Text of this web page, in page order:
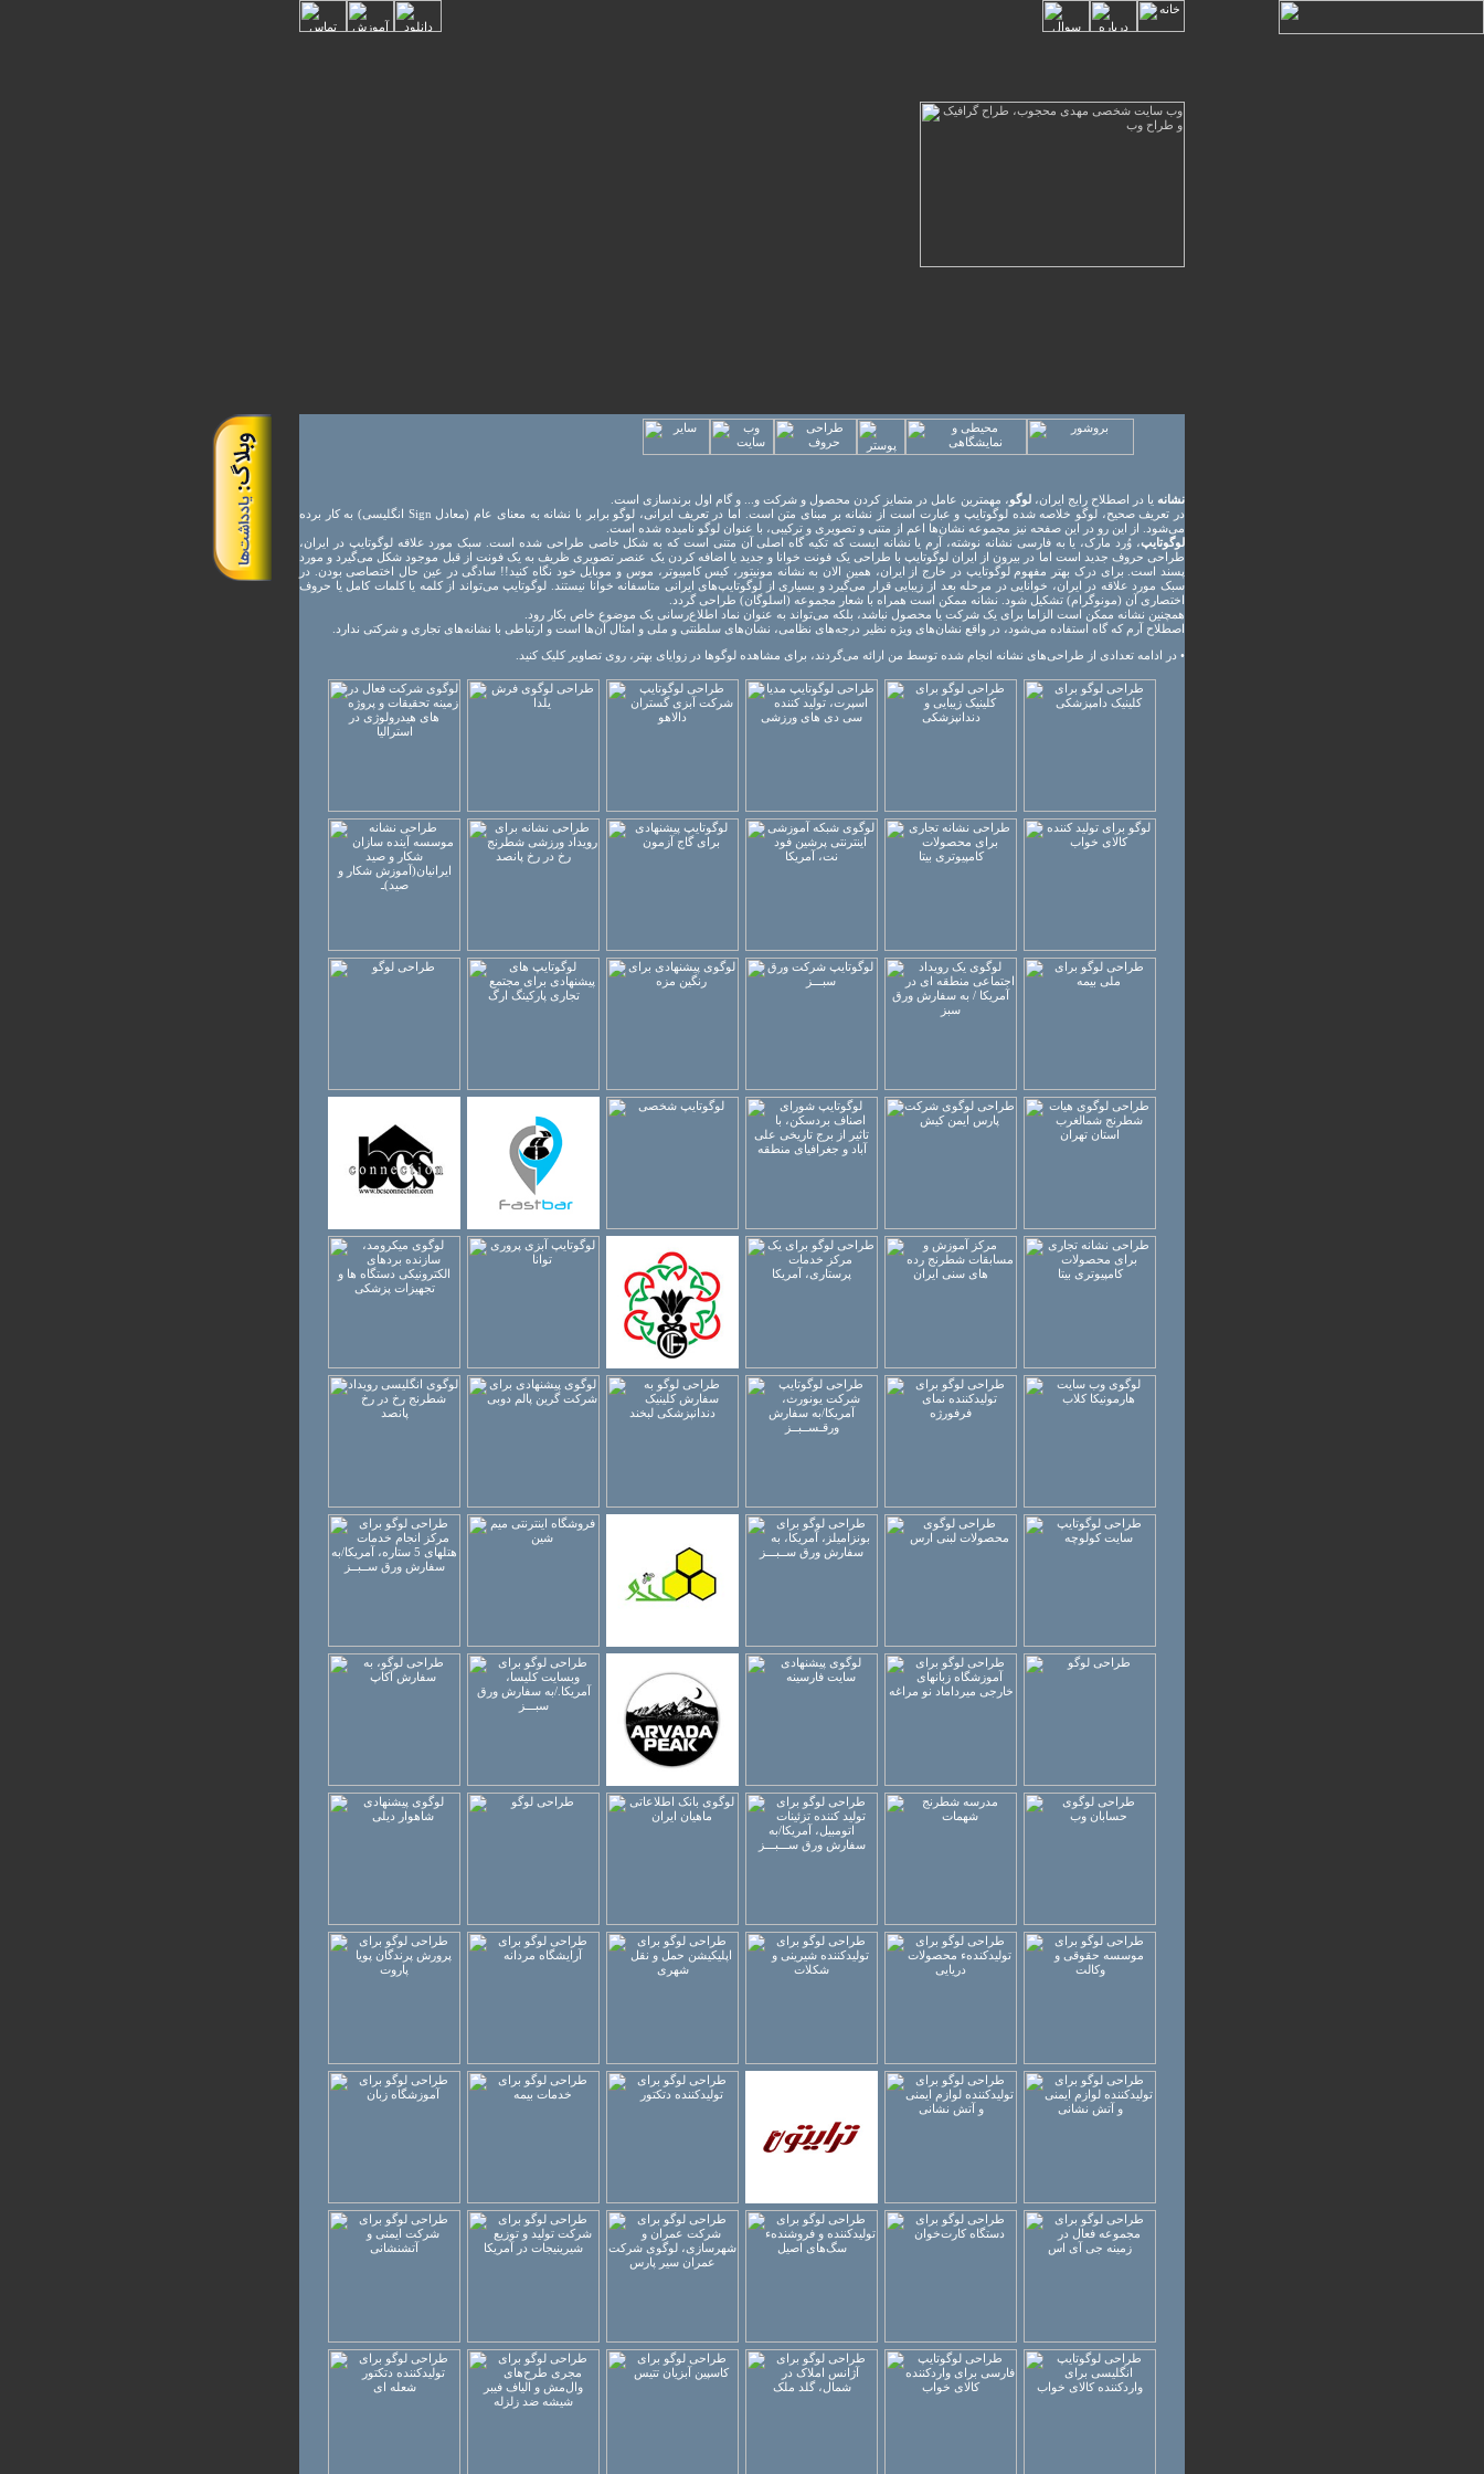
نشانه یا در اصطلاح رایج ایران، لوگو، مهمترین عامل در متمایز کردن محصول و شرکت و... و گام اول برندسازی است.
در تعریف صحیح، لوگو خلاصه شده لوگوتایپ و عبارت است از نشانه بر مبنای متن است. اما در تعریف ایرانی، لوگو برابر با نشانه به معنای عام (معادل Sign انگلیسی) به کار برده
می‌شود. از این رو در این صفحه نیز مجموعه نشان‌ها اعم از متنی و تصویری و ترکیبی، با عنوان لوگو نامیده شده است.
لوگوتایپ، وُرد مارک، یا به فارسی نشانه نوشته، آرم یا نشانه ایست که تکیه گاه اصلی آن متنی است که به شکل خاصی طراحی شده است. سبک مورد علاقه لوگوتایپ در ایران،
طراحی حروف جدید است اما در بیرون از ایران لوگوتایپ با طراحی یک فونت خوانا و جدید یا اضافه کردن یک عنصر تصویری ظریف به یک فونت از قبل موجود شکل می‌گیرد و مورد
پسند است. برای درک بهتر مفهوم لوگوتایپ در خارج از ایران، همین الان به نشانه مونیتور، کیس کامپیوتر، موس و موبایل خود نگاه کنید!! سادگی در عین حال اختصاصی بودن. در
سبک مورد علاقه در ایران، خوانایی در مرحله بعد از زیبایی قرار می‌گیرد و بسیاری از لوگوتایپ‌های ایرانی متاسفانه خوانا نیستند. لوگوتایپ می‌تواند از کلمه یا کلمات کامل یا حروف
اختصاری آن (مونوگرام) تشکیل شود. نشانه ممکن است همراه با شعار مجموعه (اسلوگان) طراحی گردد.
همچنین نشانه ممکن است الزاما برای یک شرکت یا محصول نباشد، بلکه می‌تواند به عنوان نماد اطلاع‌رسانی یک موضوع خاص بکار رود.
اصطلاح آرم که گاه استفاده می‌شود، در واقع نشان‌های ویژه نظیر درجه‌های نظامی، نشان‌های سلطنتی و ملی و امثال آن‌ها است و ارتباطی با نشانه‌های تجاری و شرکتی ندارد.
• در ادامه تعدادی از طراحی‌های نشانه انجام شده توسط من ارائه می‌گردند، برای مشاهده لوگوها در زوایای بهتر، روی تصاویر کلیک کنید.